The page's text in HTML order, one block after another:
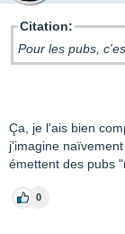
Citation:
Pour les pubs,
Ça, je l'ais bien
j'imagine
émettent des pubs
0